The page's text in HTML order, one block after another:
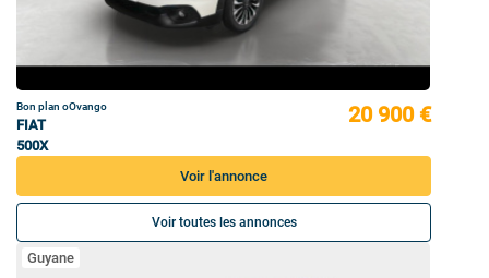
Bon plan oOvango
FIAT
500X
20 900 €
Voir l'annonce
Voir toutes les annonces
Guyane